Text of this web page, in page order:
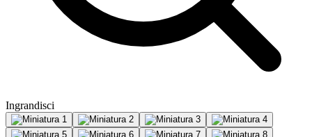
Ingrandisci